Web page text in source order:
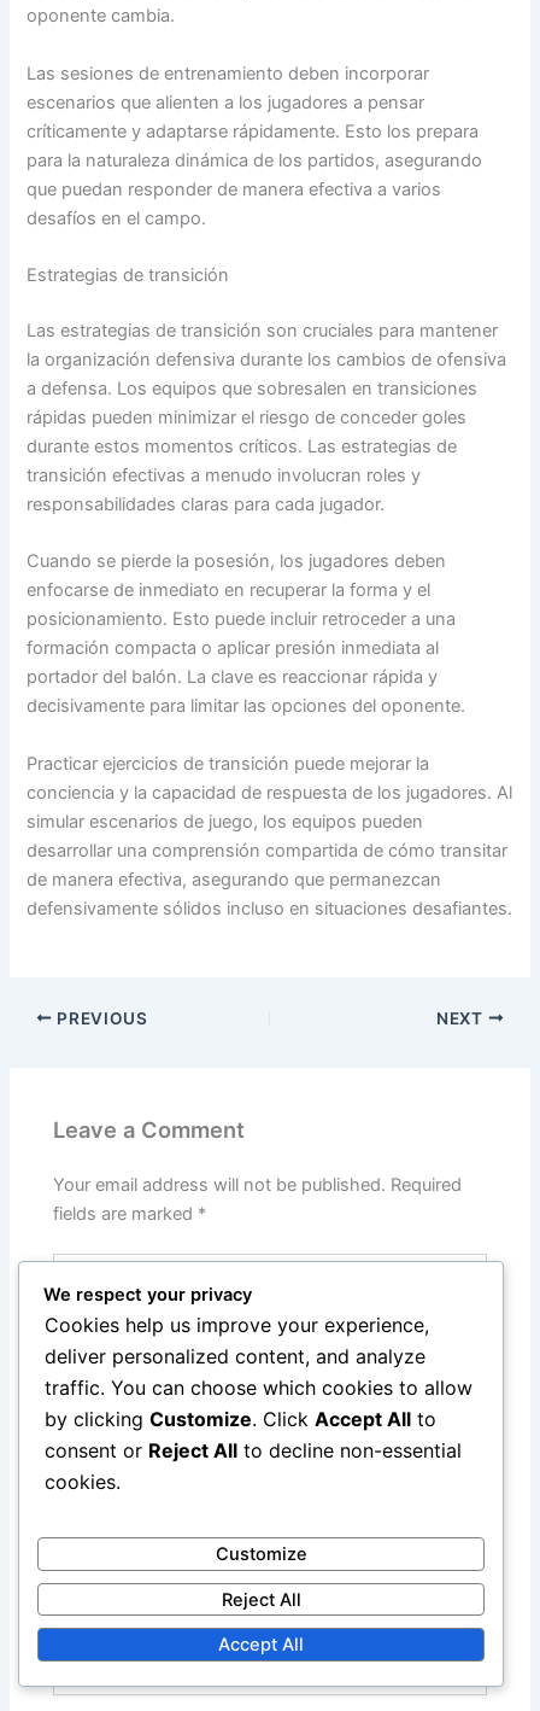
oponente cambia.
Las sesiones de entrenamiento deben incorporar
escenarios que alienten a los jugadores a pensar
críticamente y adaptarse rápidamente. Esto los prepara
para la naturaleza dinámica de los partidos, asegurando
que puedan responder de manera efectiva a varios
desafíos en el campo.
Estrategias de transición
Las estrategias de transición son cruciales para mantener
la organización defensiva durante los cambios de ofensiva
a defensa. Los equipos que sobresalen en transiciones
rápidas pueden minimizar el riesgo de conceder goles
durante estos momentos críticos. Las estrategias de
transición efectivas a menudo involucran roles y
responsabilidades claras para cada jugador.
Cuando se pierde la posesión, los jugadores deben
enfocarse de inmediato en recuperar la forma y el
posicionamiento. Esto puede incluir retroceder a una
formación compacta o aplicar presión inmediata al
portador del balón. La clave es reaccionar rápida y
decisivamente para limitar las opciones del oponente.
Practicar ejercicios de transición puede mejorar la
conciencia y la capacidad de respuesta de los jugadores. Al
simular escenarios de juego, los equipos pueden
desarrollar una comprensión compartida de cómo transitar
de manera efectiva, asegurando que permanezcan
defensivamente sólidos incluso en situaciones desafiantes.
PREVIOUS NEXT
Leave a Comment
Your email address will not be published. Required
fields are marked *
Type
here..
Name*
Email*
We respect your privacy
Cookies help us improve your experience,
deliver personalized content, and analyze
traffic. You can choose which cookies to allow
by clicking Customize. Click Accept All to
consent or Reject All to decline non-essential
cookies.
Customize
Reject All
Accept All